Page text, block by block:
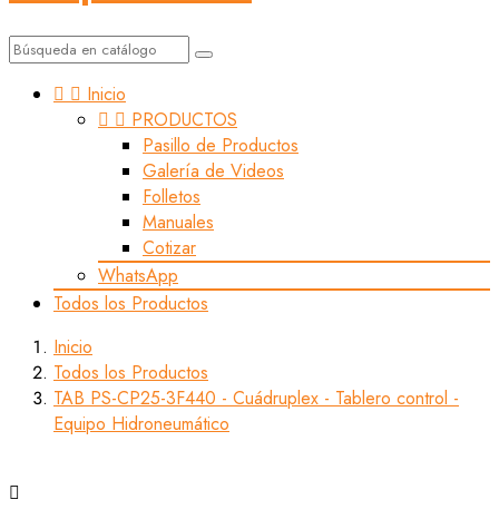
  Inicio
  PRODUCTOS
Pasillo de Productos
Galería de Videos
Folletos
Manuales
Cotizar
WhatsApp
Todos los Productos
Inicio
Todos los Productos
TAB PS-CP25-3F440 - Cuádruplex - Tablero control -
Equipo Hidroneumático
